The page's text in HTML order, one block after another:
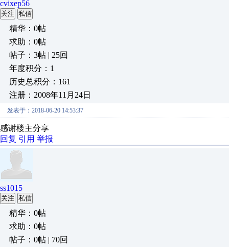
cvixep56
关注 私信
精华：0帖
求助：0帖
帖子：3帖 | 25回
年度积分：1
历史总积分：161
注册：2008年11月24日
发表于：2018-06-20 14:53:37
感谢楼主分享
回复 引用 举报
ss1015
关注 私信
精华：0帖
求助：0帖
帖子：0帖 | 70回